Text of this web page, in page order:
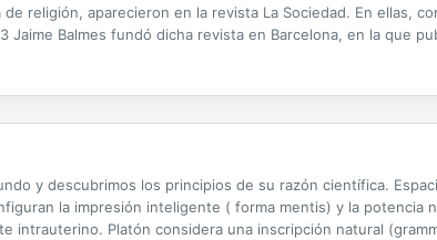
religión, aparecieron en la revista La Sociedad. En ellas,
Jaime Balmes fundó dicha revista en Barcelona, en la que
y descubrimos los principios de su razón científica.
la impresión inteligente ( forma mentis) y la potencia
intrauterino. Platón considera una inscripción natural